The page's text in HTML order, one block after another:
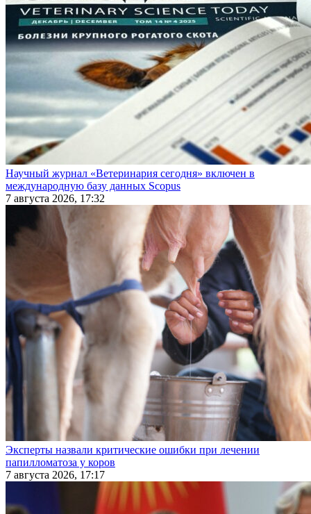
Научный журнал «Ветеринария сегодня» включен в
международную базу данных Scopus
7 августа 2026, 17:32
Эксперты назвали критические ошибки при лечении
папилломатоза у коров
7 августа 2026, 17:17